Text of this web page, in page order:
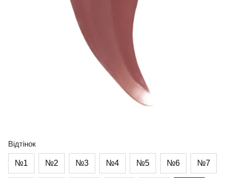
Відтінок
№1 №2 №3 №4 №5 №6 №7